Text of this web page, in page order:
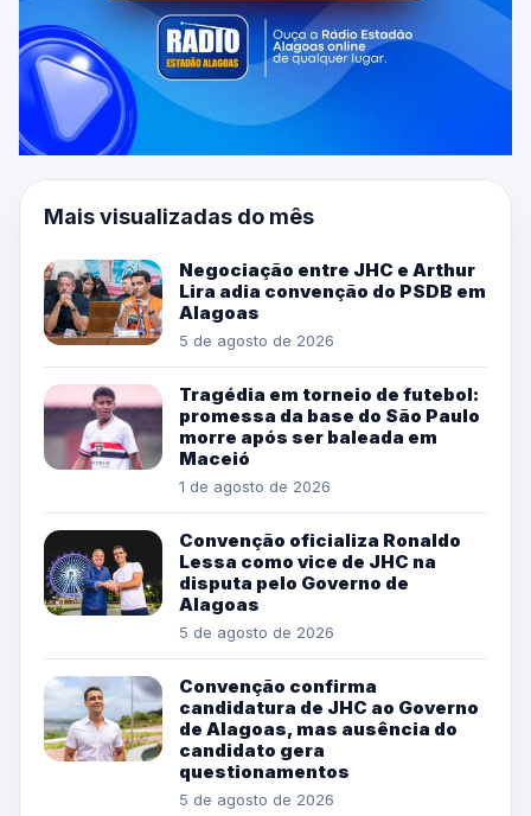
Mais visualizadas do mês
Negociação entre JHC e Arthur
Lira adia convenção do PSDB em
Alagoas
5 de agosto de 2026
Tragédia em torneio de futebol:
promessa da base do São Paulo
morre após ser baleada em
Maceió
1 de agosto de 2026
Convenção oficializa Ronaldo
Lessa como vice de JHC na
disputa pelo Governo de
Alagoas
5 de agosto de 2026
Convenção confirma
candidatura de JHC ao Governo
de Alagoas, mas ausência do
candidato gera
questionamentos
5 de agosto de 2026